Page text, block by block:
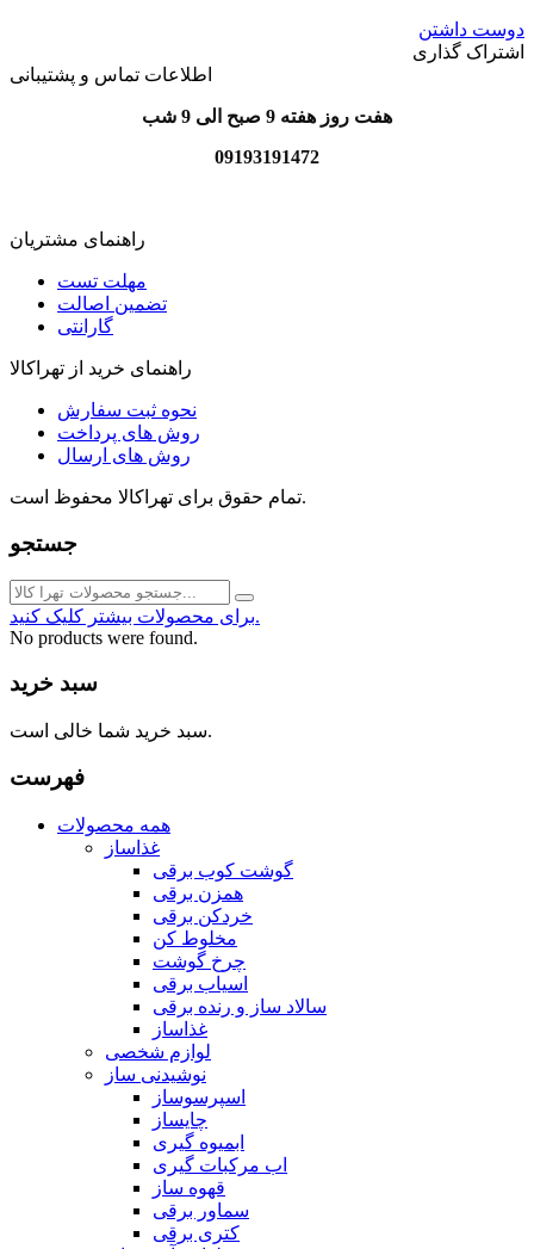
دوست داشتن
اشتراک گذاری
اطلاعات تماس و پشتیبانی
هفت روز هفته 9 صبح الی 9 شب
09193191472
راهنمای مشتریان
مهلت تست
تضمین اصالت
گارانتی
راهنمای خرید از تهراکالا
نحوه ثبت سفارش
روش های پرداخت
روش های ارسال
تمام حقوق برای تهراکالا محفوظ است.
جستجو
برای محصولات بیشتر کلیک کنید.
No products were found.
سبد خرید
سبد خرید شما خالی است.
فهرست
همه محصولات
غذاساز
گوشت کوب برقی
همزن برقی
خردکن برقی
مخلوط کن
چرخ گوشت
اسیاب برقی
سالاد ساز و رنده برقی
غذاساز
لوازم شخصی
نوشیدنی ساز
اسپرسوساز
چایساز
ابمیوه گیری
اب مرکبات گیری
قهوه ساز
سماور برقی
کتری برقی